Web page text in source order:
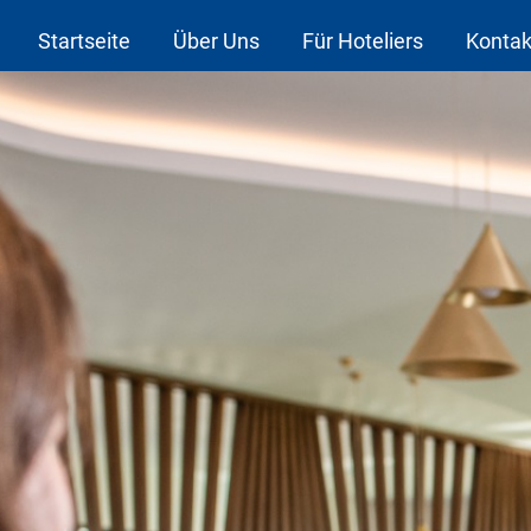
Startseite Über Uns Für Hoteliers